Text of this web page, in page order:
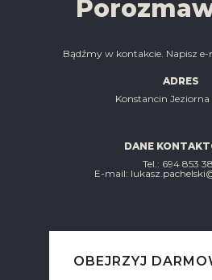
Bądźmy w kontakcie. Napisz
ADRES
Konstancin
DANE
Tel.: ‭694 853
E-mail:
OBEJRZYJ